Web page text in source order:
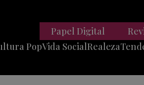
PopVida SocialRealeza
Papel Digital